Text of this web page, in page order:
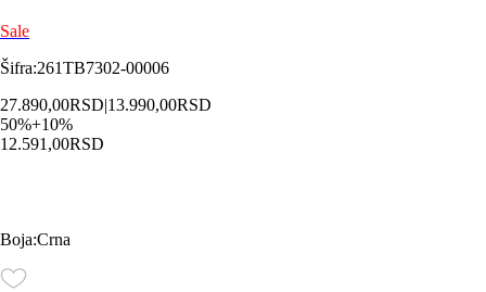
Sale
Šifra:261TB7302-00006
27.890,00RSD|13.990,00RSD
50%+10%
12.591,00RSD
Boja:Crna